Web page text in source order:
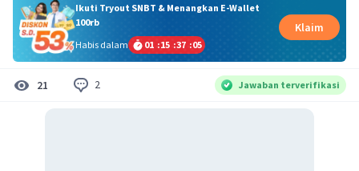
Ikuti Tryout SNBT & Menangkan E-Wallet
100rb
Habis dalam
01 :15 :37 :05
Klaim
21 2 Jawaban terverifikasi